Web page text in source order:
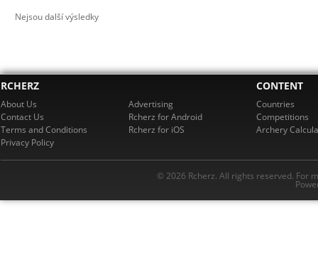
Nejsou další výsledky
RCHERZ
About Us
Contact Us
Terms and Conditions
Privacy Policy
Advertising
Rcherz for Android
Rcherz for iOS
CONTENT
Countries
Competitions
Archery
© 2026 Rcherz. All rights reserved. For